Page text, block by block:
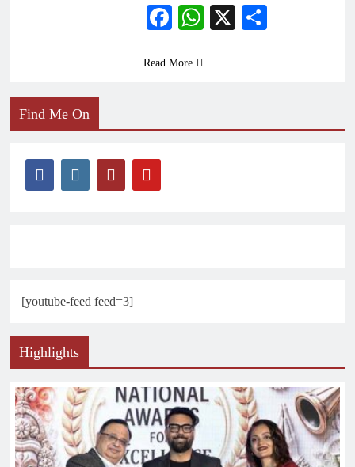
Facebook
WhatsApp
X
Read More
Find Me On
[youtube-feed feed=3]
Highlights